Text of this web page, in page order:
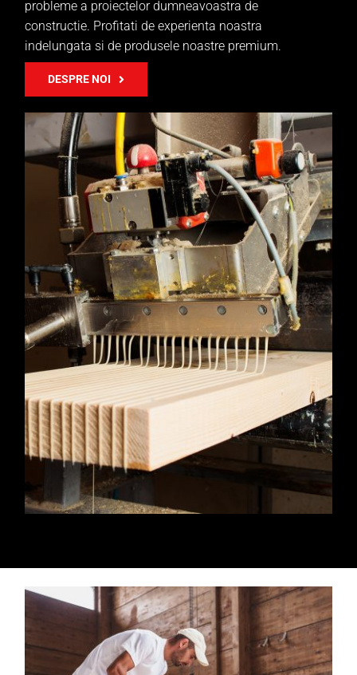
probleme a proiectelor dumneavoastra de
constructie. Profitati de experienta noastra
indelungata si de produsele noastre premium.
DESPRE NOI